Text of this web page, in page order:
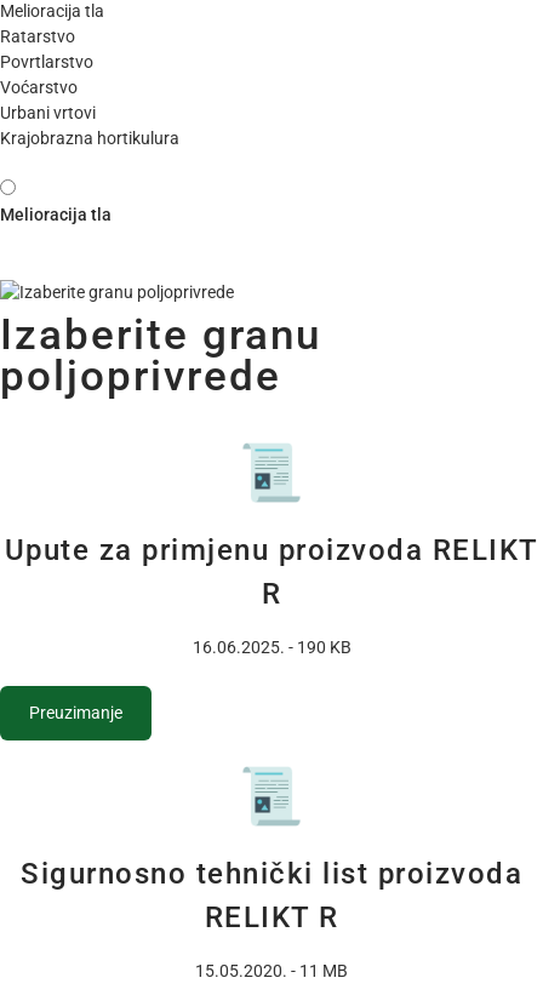
Melioracija tla
Ratarstvo
Povrtlarstvo
Voćarstvo
Urbani vrtovi
Krajobrazna hortikulura
Melioracija tla
Izaberite granu
poljoprivrede
Upute za primjenu proizvoda RELIKT
R
16.06.2025. - 190 KB
Preuzimanje
Sigurnosno tehnički list proizvoda
RELIKT R
15.05.2020. - 11 MB